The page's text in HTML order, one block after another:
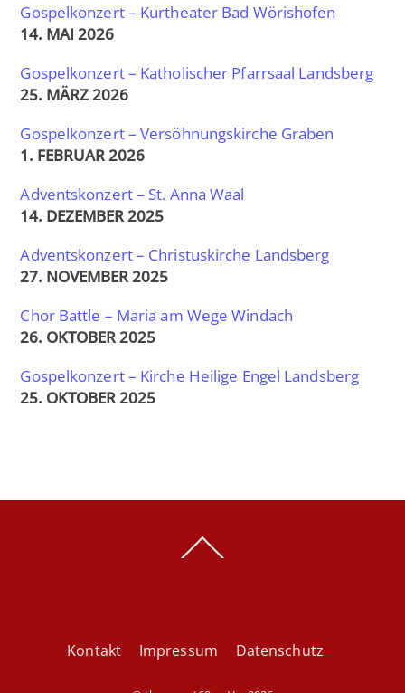
Gospelkonzert – Kurtheater Bad Wörishofen
14. MAI 2026
Gospelkonzert – Katholischer Pfarrsaal Landsberg
25. MÄRZ 2026
Gospelkonzert – Versöhnungskirche Graben
1. FEBRUAR 2026
Adventskonzert – St. Anna Waal
14. DEZEMBER 2025
Adventskonzert – Christuskirche Landsberg
27. NOVEMBER 2025
Chor Battle – Maria am Wege Windach
26. OKTOBER 2025
Gospelkonzert – Kirche Heilige Engel Landsberg
25. OKTOBER 2025
To
Kontakt Impressum Datenschutz